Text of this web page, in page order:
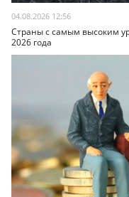
04.08.2026 12:56
Страны с самым высоким
2026 года